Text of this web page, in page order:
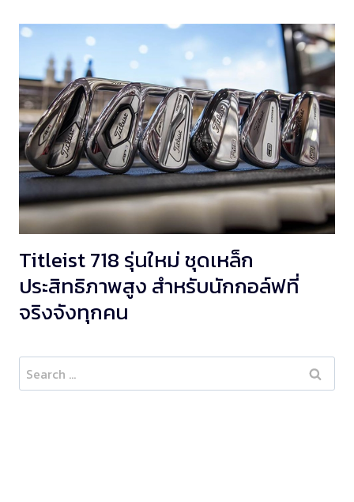
Titleist 718 รุ่นใหม่ ชุดเหล็ก
ประสิทธิภาพสูง สำหรับนักกอล์ฟที่
จริงจังทุกคน
Search
for: